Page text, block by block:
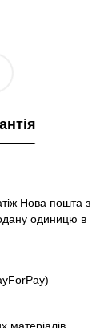
Нова пошта з
одиницю в